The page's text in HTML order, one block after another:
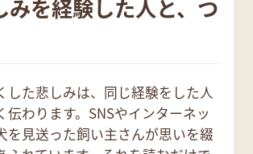
みを経験した人と、つ
した悲しみは、同じ経験をした人
伝わります。SNSやインターネッ
を見送った飼い主さんが思いを綴